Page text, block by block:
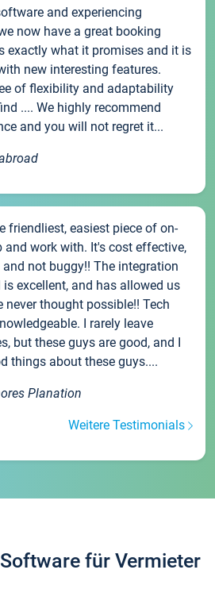
and experiencing
now have a great booking
exactly what it promises and it is
new interesting features.
of flexibility and adaptability
.... We highly recommend
and you will not regret it...
friendliest, easiest piece of on-
and work with. It's cost effective,
not buggy!! The integration
excellent, and has allowed us
thought possible!! Tech
I rarely leave
but these guys are good, and I
things about these guys....
Planation
Weitere Testimonials
für Vermieter